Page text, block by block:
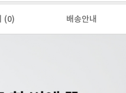
(0) 배송안내